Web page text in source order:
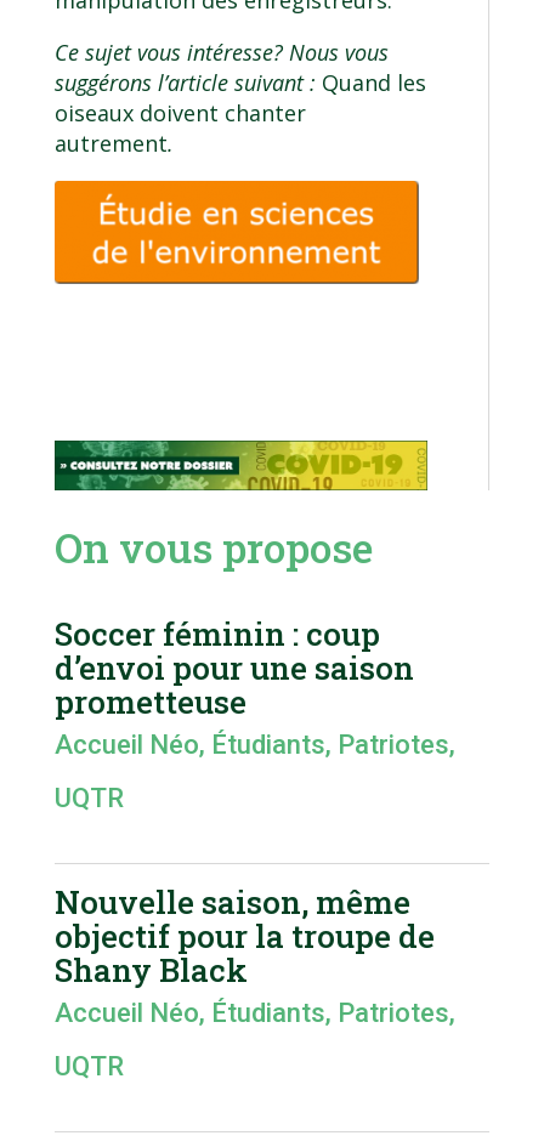
Ce sujet vous intéresse? Nous vous
suggérons l’article suivant : Quand les
oiseaux doivent chanter
autrement.
On vous propose
Soccer féminin : coup
d’envoi pour une saison
prometteuse
Accueil Néo, Étudiants, Patriotes,
UQTR
Nouvelle saison, même
objectif pour la troupe de
Shany Black
Accueil Néo, Étudiants, Patriotes,
UQTR